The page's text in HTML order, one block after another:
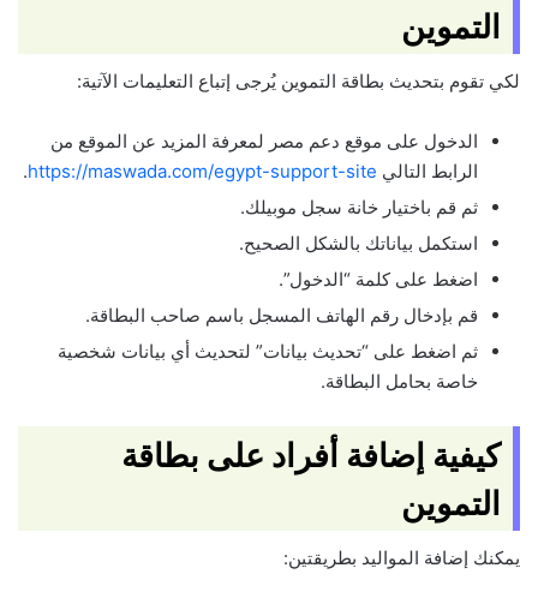
التموين
لكي تقوم بتحديث بطاقة التموين يُرجى إتباع التعليمات الآتية:
الدخول على موقع دعم مصر لمعرفة المزيد عن الموقع من
الرابط التالي https://maswada.com/egypt-support-site
.
ثم قم باختيار خانة سجل موبيلك.
استكمل بياناتك بالشكل الصحيح.
اضغط على كلمة “الدخول”.
قم بإدخال رقم الهاتف المسجل باسم صاحب البطاقة.
ثم اضغط على “تحديث بيانات” لتحديث أي بيانات شخصية
خاصة بحامل البطاقة.
كيفية إضافة أفراد على بطاقة
التموين
يمكنك إضافة المواليد بطريقتين: